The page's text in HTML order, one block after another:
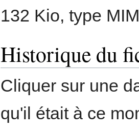
132 Kio, type
Historique du
Cliquer sur une
qu'il était à ce